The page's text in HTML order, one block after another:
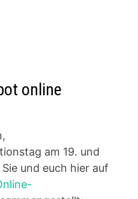
online
am 19. und
und euch hier auf